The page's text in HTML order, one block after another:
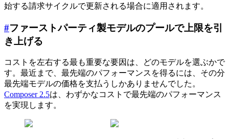
始する請求サイクルで更新される場合に適用されます。
#ファーストパーティ製モデルのプールで上限を引
き上げる
コストを左右する最も重要な要因は、どのモデルを選ぶかで
す。最近まで、最先端のパフォーマンスを得るには、その分
最先端モデルの価格を支払うしかありませんでした。
Composer 2.5は、わずかなコストで最先端のパフォーマンス
を実現します。